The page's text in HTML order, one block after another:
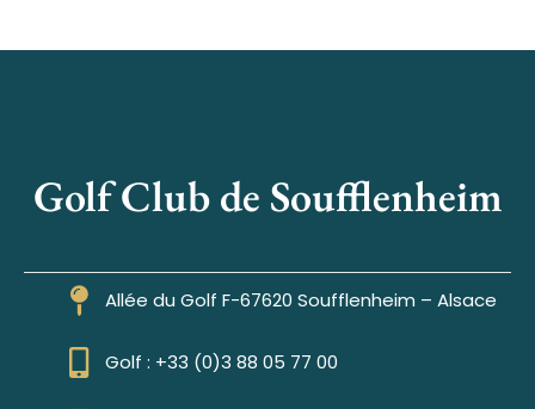
Golf Club de Soufflenheim
Allée du Golf F-67620 Soufflenheim – Alsace
Golf : +33 (0)3 88 05 77 00